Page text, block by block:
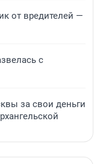
от вредителей —
с
за свои деньги